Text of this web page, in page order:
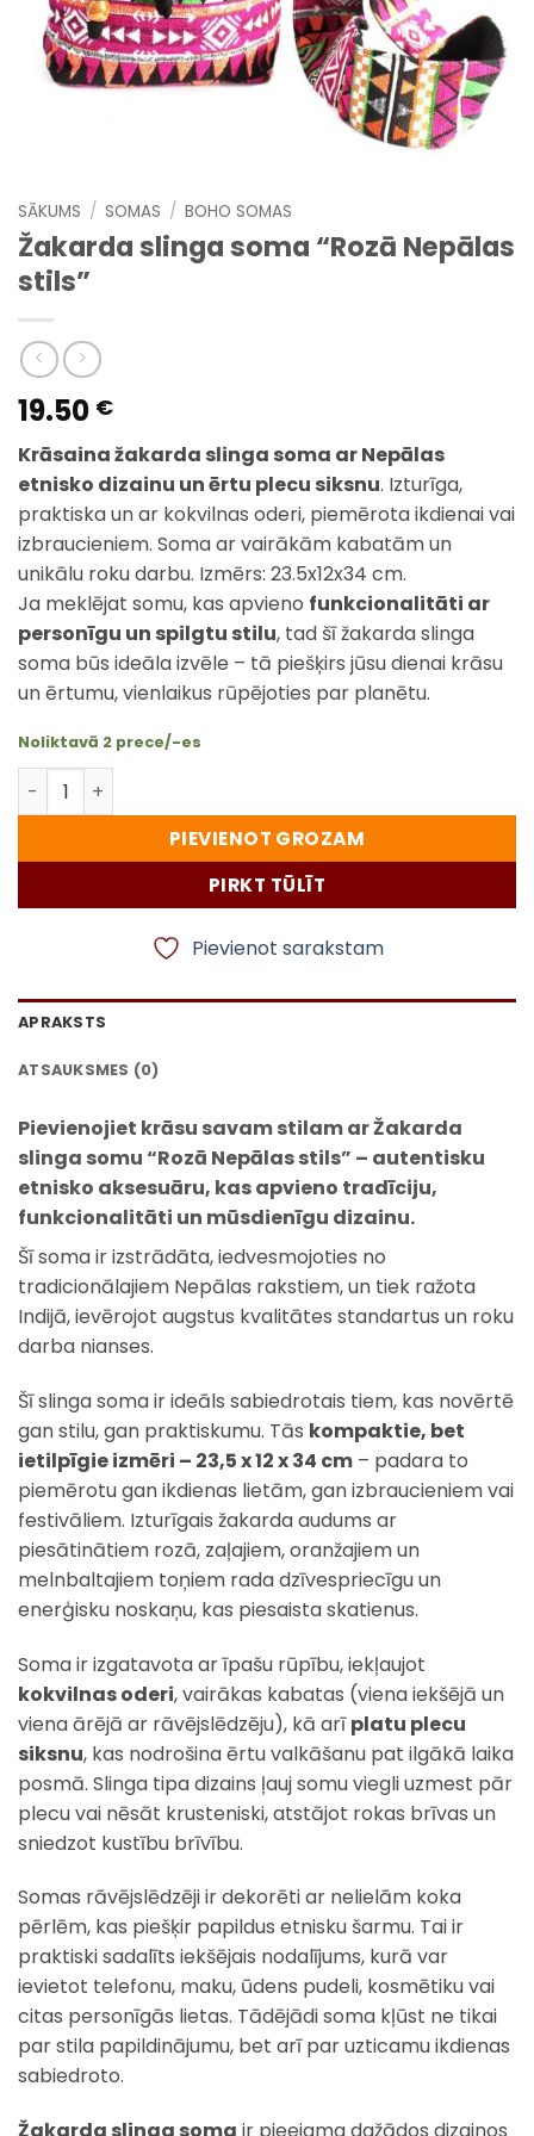
SĀKUMS / SOMAS / BOHO SOMAS
Žakarda slinga soma “Rozā Nepālas
stils”
19.50 €
Krāsaina žakarda slinga soma ar Nepālas
etnisko dizainu un ērtu plecu siksnu. Izturīga,
praktiska un ar kokvilnas oderi, piemērota ikdienai vai
izbraucieniem. Soma ar vairākām kabatām un
unikālu roku darbu. Izmērs: 23.5x12x34 cm.
Ja meklējat somu, kas apvieno funkcionalitāti ar
personīgu un spilgtu stilu, tad šī žakarda slinga
soma būs ideāla izvēle – tā piešķirs jūsu dienai krāsu
un ērtumu, vienlaikus rūpējoties par planētu.
Noliktavā 2 prece/-es
Žakarda slinga soma “Rozā Nepālas stils” daudzums
PIEVIENOT GROZAM
PIRKT TŪLĪT
Pievienot sarakstam
APRAKSTS
ATSAUKSMES (0)
Pievienojiet krāsu savam stilam arŽakarda
slinga somu “Rozā Nepālas stils” – autentisku
etnisko aksesuāru, kas apvieno tradīciju,
funkcionalitāti un mūsdienīgu dizainu.
Šī soma ir izstrādāta, iedvesmojoties no
tradicionālajiem Nepālas rakstiem, un tiek ražota
Indijā, ievērojot augstus kvalitātes standartus un roku
darba nianses.
Šī slinga soma ir ideāls sabiedrotais tiem, kas novērtē
gan stilu, gan praktiskumu. Tās kompaktie, bet
ietilpīgie izmēri – 23,5 x 12 x 34 cm – padara to
piemērotu gan ikdienas lietām, gan izbraucieniem vai
festivāliem. Izturīgais žakarda audums ar
piesātinātiem rozā, zaļajiem, oranžajiem un
melnbaltajiem toņiem rada dzīvespriecīgu un
enerģisku noskaņu, kas piesaista skatienus.
Soma ir izgatavota ar īpašu rūpību, iekļaujot
kokvilnas oderi, vairākas kabatas (viena iekšējā un
viena ārējā ar rāvējslēdzēju), kā arīplatu plecu
siksnu, kas nodrošina ērtu valkāšanu pat ilgākā laika
posmā. Slinga tipa dizains ļauj somu viegli uzmest pār
plecu vai nēsāt krusteniski, atstājot rokas brīvas un
sniedzot kustību brīvību.
Somas rāvējslēdzēji ir dekorēti ar nelielām koka
pērlēm, kas piešķir papildus etnisku šarmu. Tai ir
praktiski sadalīts iekšējais nodalījums, kurā var
ievietot telefonu, maku, ūdens pudeli, kosmētiku vai
citas personīgās lietas. Tādējādi soma kļūst ne tikai
par stila papildinājumu, bet arī par uzticamu ikdienas
sabiedroto.